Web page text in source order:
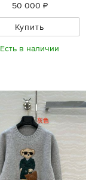
50 000 ₽
Купить
Есть в наличии